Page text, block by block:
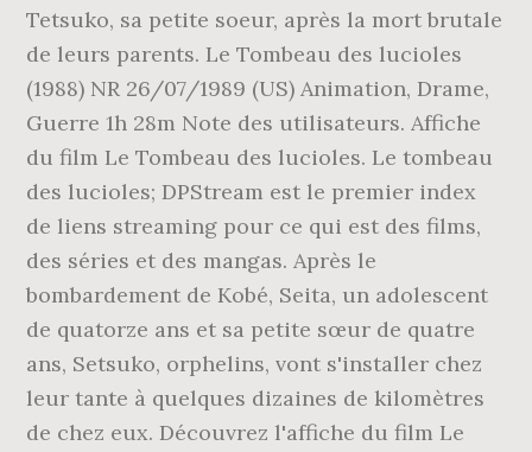
Tetsuko, sa petite soeur, après la mort brutale
de leurs parents. Le Tombeau des lucioles
(1988) NR 26/07/1989 (US) Animation, Drame,
Guerre 1h 28m Note des utilisateurs. Affiche
du film Le Tombeau des lucioles. Le tombeau
des lucioles; DPStream est le premier index
de liens streaming pour ce qui est des films,
des séries et des mangas. Après le
bombardement de Kobé, Seita, un adolescent
de quatorze ans et sa petite sœur de quatre
ans, Setsuko, orphelins, vont s'installer chez
leur tante à quelques dizaines de kilomètres
de chez eux. Découvrez l'affiche du film Le